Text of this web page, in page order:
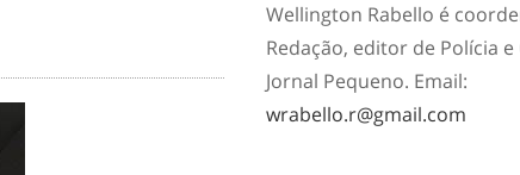
Wellington Rabello é
Redação, editor de Polícia e
Jornal Pequeno. Email:
wrabello.r@gmail.com